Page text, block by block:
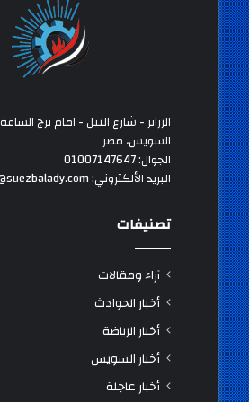
الزراير - شارع النيل - امام برج الساعة
السويس، مصر
الجوال: 01007147647
البريد الألكتروني: admin@suezbalady.com
تصنيفات
آراء ومقالات
أخبار الحوادث
أخبار الرياضة
أخبار السويس
أخبار عاجلة